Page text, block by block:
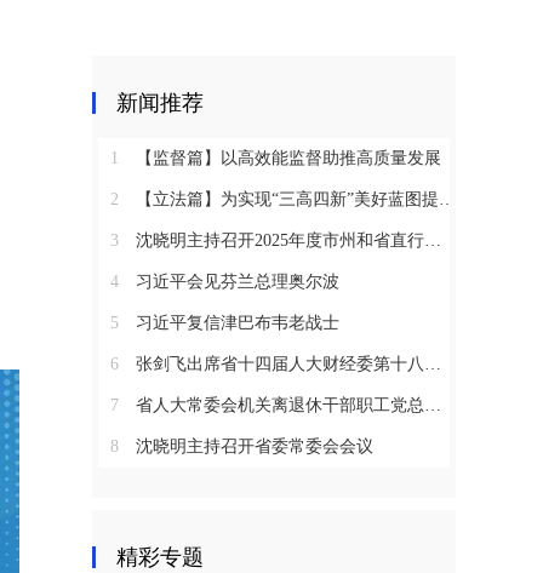
新闻推荐
1 【监督篇】以高效能监督助推高质量发展
2 【立法篇】为实现“三高四新”美好蓝图提供坚实法治保障
3 沈晓明主持召开2025年度市州和省直行业系统党（工）委书记抓基层党建工作述职评议会议
4 习近平会见芬兰总理奥尔波
5 习近平复信津巴布韦老战士
6 张剑飞出席省十四届人大财经委第十八次全体会议
7 省人大常委会机关离退休干部职工党总支召开2025年度总结表彰大会
8 沈晓明主持召开省委常委会会议
精彩专题